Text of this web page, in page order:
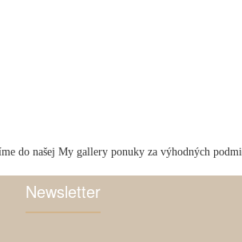
do našej My gallery ponuky za výhodných
Newsletter